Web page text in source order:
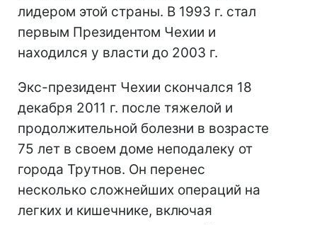
лидером этой страны. В 1993 г. стал
первым Президентом Чехии и
находился у власти до 2003 г.
Экс-президент Чехии скончался 18
декабря 2011 г. после тяжелой и
продолжительной болезни в возрасте
75 лет в своем доме неподалеку от
города Трутнов. Он перенес
несколько сложнейших операций на
легких и кишечнике, включая